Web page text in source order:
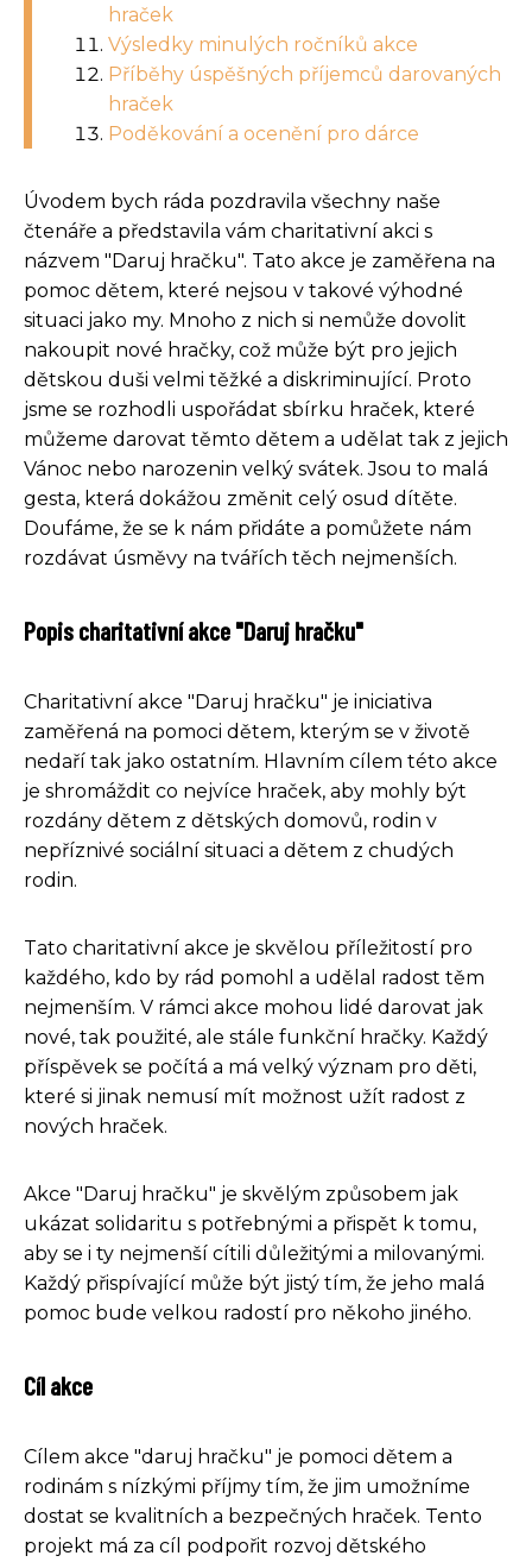
hraček
Výsledky minulých ročníků akce
Příběhy úspěšných příjemců darovaných
hraček
Poděkování a ocenění pro dárce
Úvodem bych ráda pozdravila všechny naše
čtenáře a představila vám charitativní akci s
názvem "Daruj hračku". Tato akce je zaměřena na
pomoc dětem, které nejsou v takové výhodné
situaci jako my. Mnoho z nich si nemůže dovolit
nakoupit nové hračky, což může být pro jejich
dětskou duši velmi těžké a diskriminující. Proto
jsme se rozhodli uspořádat sbírku hraček, které
můžeme darovat těmto dětem a udělat tak z jejich
Vánoc nebo narozenin velký svátek. Jsou to malá
gesta, která dokážou změnit celý osud dítěte.
Doufáme, že se k nám přidáte a pomůžete nám
rozdávat úsměvy na tvářích těch nejmenších.
Popis charitativní akce "Daruj hračku"
Charitativní akce "Daruj hračku" je iniciativa
zaměřená na pomoci dětem, kterým se v životě
nedaří tak jako ostatním. Hlavním cílem této akce
je shromáždit co nejvíce hraček, aby mohly být
rozdány dětem z dětských domovů, rodin v
nepříznivé sociální situaci a dětem z chudých
rodin.
Tato charitativní akce je skvělou příležitostí pro
každého, kdo by rád pomohl a udělal radost těm
nejmenším. V rámci akce mohou lidé darovat jak
nové, tak použité, ale stále funkční hračky. Každý
příspěvek se počítá a má velký význam pro děti,
které si jinak nemusí mít možnost užít radost z
nových hraček.
Akce "Daruj hračku" je skvělým způsobem jak
ukázat solidaritu s potřebnými a přispět k tomu,
aby se i ty nejmenší cítili důležitými a milovanými.
Každý přispívající může být jistý tím, že jeho malá
pomoc bude velkou radostí pro někoho jiného.
Cíl akce
Cílem akce "daruj hračku" je pomoci dětem a
rodinám s nízkými příjmy tím, že jim umožníme
dostat se kvalitních a bezpečných hraček. Tento
projekt má za cíl podpořit rozvoj dětského